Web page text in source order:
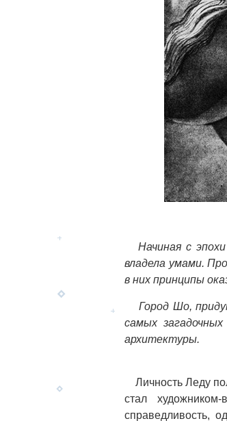
Начиная с эпохи
владела умами.
в них принципы
Город Шо,
самых
архитектуры.
Личность Леду
стал
справедливость,